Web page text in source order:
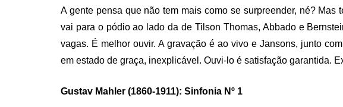
A gente pensa que não tem mais como se surpreender, né? Mas
vai para o pódio ao lado da de Tilson Thomas, Abbado e
vagas. É melhor ouvir. A gravação é ao vivo e Jansons, junto
em estado de graça, inexplicável. Ouvi-lo é satisfação garantida.
Gustav Mahler (1860-1911): Sinfonia Nº 1